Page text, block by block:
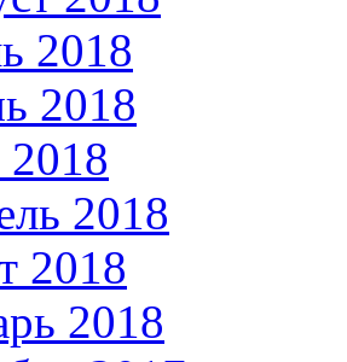
2018
2018
2018
2018
2018